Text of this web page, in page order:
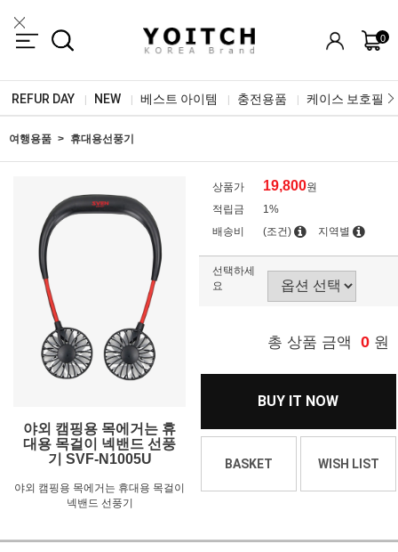
0
REFUR DAY NEW 베스트 아이템 충전용품 케이스 보호필름
여행용품 휴대용선풍기
야외 캠핑용 목에거는 휴
대용 목걸이 넥밴드 선풍
기 SVF-N1005U
야외 캠핑용 목에거는 휴대용 목걸이
넥밴드 선풍기
상품가 19,800원
적립금
1%
배송비
(조건) 지역별
선택하세
요
총 상품 금액 0 원
BUY IT NOW
BASKET WISH LIST